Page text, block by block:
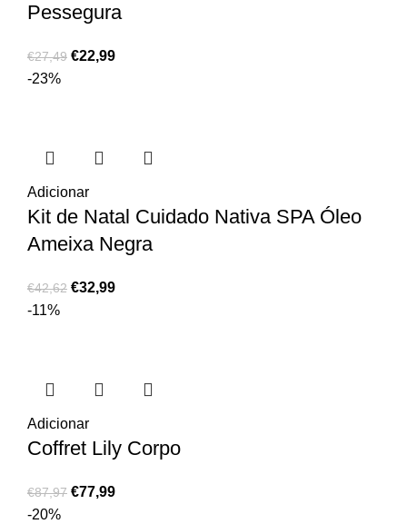
Pessegura
€27,49 €22,99
-23%
Adicionar
Kit de Natal Cuidado Nativa SPA Óleo
Ameixa Negra
€42,62 €32,99
-11%
Adicionar
Coffret Lily Corpo
€87,97 €77,99
-20%